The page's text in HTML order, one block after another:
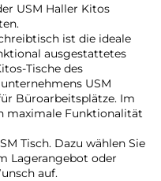
USM Haller Kitos
ist die ideale
ausgestattetes
Tische des
USM
Büroarbeitsplätze. Im
maximale Funktionalität
Tisch. Dazu wählen Sie
Lagerangebot oder
auf.